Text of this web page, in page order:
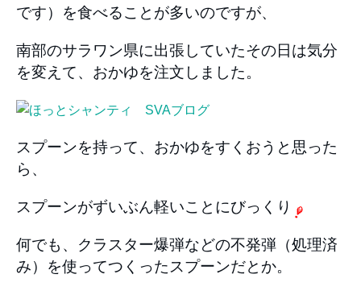
です）を食べることが多いのですが、
南部のサラワン県に出張していたその日は気分
を変えて、おかゆを注文しました。
スプーンを持って、おかゆをすくおうと思った
ら、
スプーンがずいぶん軽いことにびっくり
何でも、クラスター爆弾などの不発弾（処理済
み）を使ってつくったスプーンだとか。